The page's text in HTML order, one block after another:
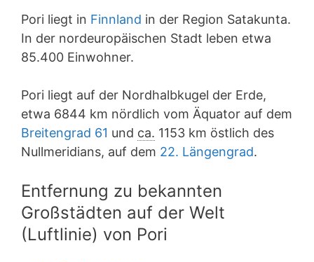
Pori liegt in Finnland in der Region Satakunta.
In der nordeuropäischen Stadt leben etwa
85.400 Einwohner.
Pori liegt auf der Nordhalbkugel der Erde,
etwa 6844 km nördlich vom Äquator auf dem
Breitengrad 61 und ca. 1153 km östlich des
Nullmeridians, auf dem 22. Längengrad.
Entfernung zu bekannten
Großstädten auf der Welt
(Luftlinie) von Pori